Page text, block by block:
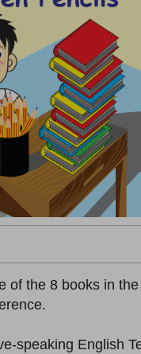
of the 8 books in
speaking English